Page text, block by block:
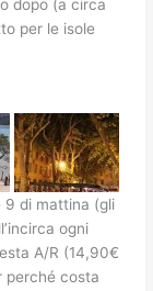
dopo (a circa
per le isole
9 di mattina (gli
ogni
A/R (14,90€
perché costa